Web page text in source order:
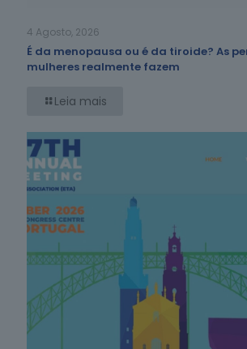
4 Agosto, 2026
É da menopausa ou é da tiroide? As
mulheres realmente fazem
Leia mais